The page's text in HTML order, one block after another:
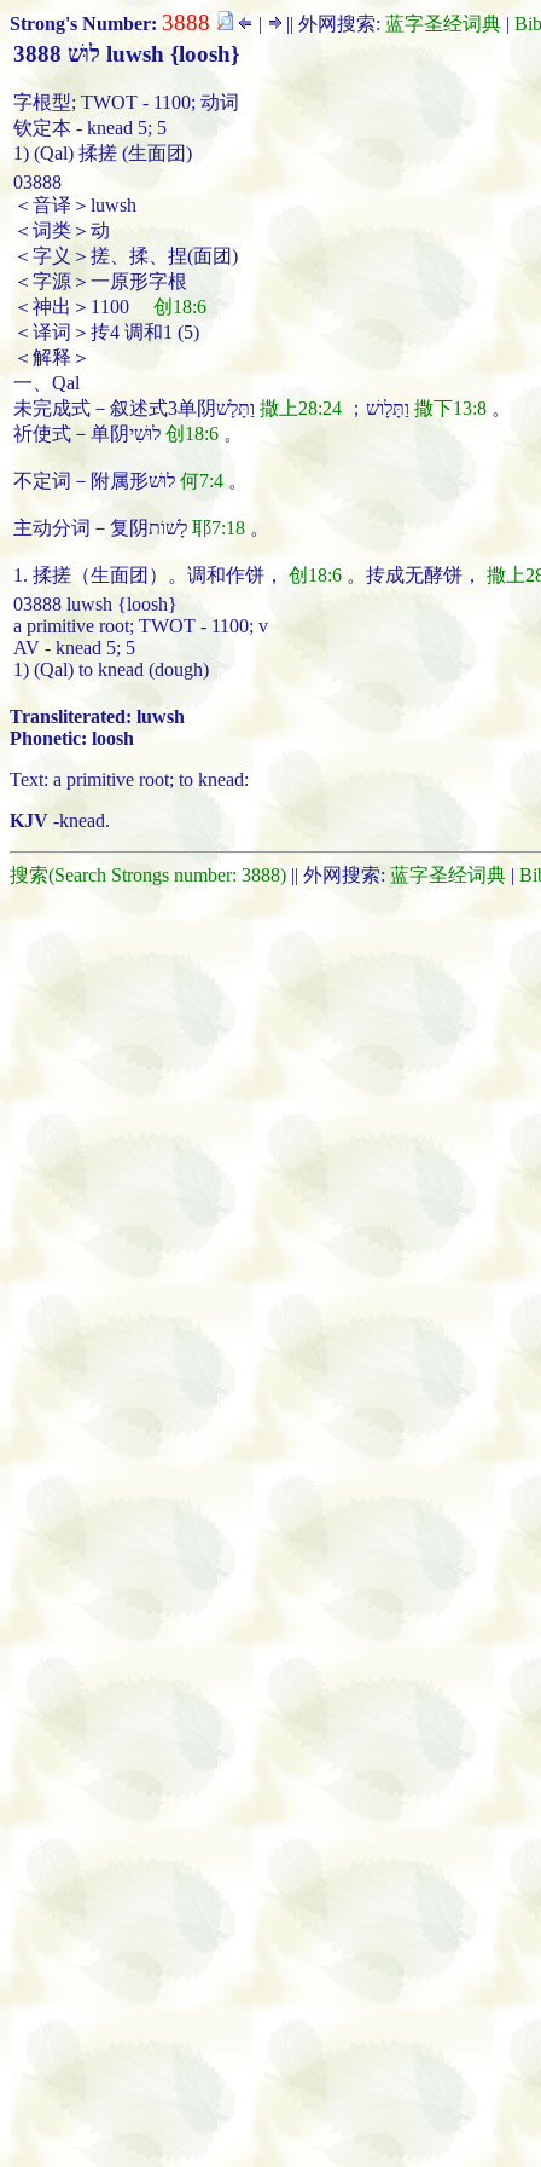
Strong's Number: 3888 | || 外网搜索: 蓝字圣经词典 |
3888 לוּשׁ luwsh {loosh}
字根型; TWOT - 1100; 动词
钦定本 - knead 5; 5
1) (Qal) 揉搓 (生面团)
03888
＜音译＞luwsh
＜词类＞动
＜字义＞搓、揉、捏(面团)
＜字源＞一原形字根
＜神出＞1100 创18:6
＜译词＞抟4 调和1 (5)
＜解释＞
一、Qal
撒上28:24 撒下13:8 。
创18:6 。
何7:4 。
耶7:18 。
1. 揉搓 （生面团）。 调和作饼 ， 创18:6 。 抟成无酵饼 ， 撒上
03888 luwsh {loosh}
a primitive root; TWOT - 1100; v
AV - knead 5; 5
1) (Qal) to knead (dough)
Transliterated: luwsh
Phonetic: loosh
Text: a primitive root; to knead:
KJV -knead.
搜索(Search Strongs number: 3888) || 外网搜索: 蓝字圣经词典 |